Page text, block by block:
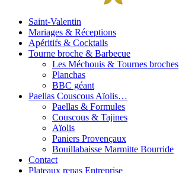
Saint-Valentin
Mariages & Réceptions
Apéritifs & Cocktails
Tourne broche & Barbecue
Les Méchouis & Tournes broches
Planchas
BBC géant
Paellas Couscous Aïolis…
Paellas & Formules
Couscous & Tajines
Aïolis
Paniers Provençaux
Bouillabaisse Marmitte Bourride
Contact
Plateaux repas Entreprise